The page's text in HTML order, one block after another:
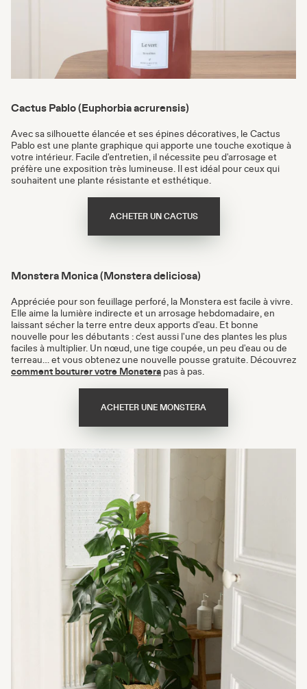
Cactus Pablo (Euphorbia acrurensis)
Avec sa silhouette élancée et ses épines décoratives, le Cactus
Pablo est une plante graphique qui apporte une touche exotique à
votre intérieur. Facile d'entretien, il nécessite peu d'arrosage et
préfère une exposition très lumineuse. Il est idéal pour ceux qui
souhaitent une plante résistante et esthétique.
ACHETER UN CACTUS
Monstera Monica (Monstera deliciosa)
Appréciée pour son feuillage perforé, la Monstera est facile à vivre.
Elle aime la lumière indirecte et un arrosage hebdomadaire, en
laissant sécher la terre entre deux apports d'eau. Et bonne
nouvelle pour les débutants : c'est aussi l'une des plantes les plus
faciles à multiplier. Un nœud, une tige coupée, un peu d'eau ou de
terreau… et vous obtenez une nouvelle pousse gratuite. Découvrez
comment bouturer votre Monstera pas à pas.
ACHETER UNE MONSTERA